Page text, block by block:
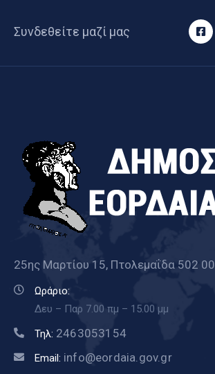
Συνδεθείτε μαζί μας
25ης Μαρτίου 15, Πτολεμαΐδα 502 00
Ωράριο:
Δευ – Παρ 7.00 πμ – 15.00 μμ
Τηλ: 2463053154
Email: info@eordaia.gov.gr